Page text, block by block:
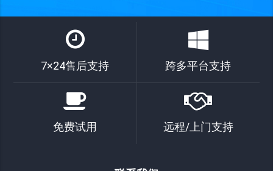
7×24售后支持 跨多平台支持
免费试用 远程/上门支持